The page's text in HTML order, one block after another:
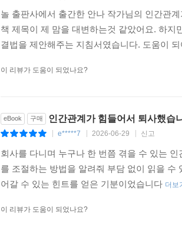
놀 출판사에서 출간한 안나 작가님의 인간관
책 제목이 제 맘을 대변하는것 같았어요. 하
결법을 제안해주는 지침서였습니다. 도움이
이 리뷰가 도움이 되었나요?
eBook 구매 인간관계가 힘들어서 퇴사했습
e*****7 2026-06-29 신고
회사를 다니며 누구나 한 번쯤 겪을 수 있는
를 조절하는 방법을 알려줘 부담 없이 읽을
어갈 수 있는 힌트를 얻은 기분이었습니다 더보
이 리뷰가 도움이 되었나요?